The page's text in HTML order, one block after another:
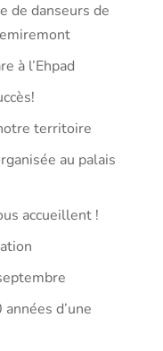
de danseurs de
à l’Ehpad
territoire
au palais
accueillent !
d’une